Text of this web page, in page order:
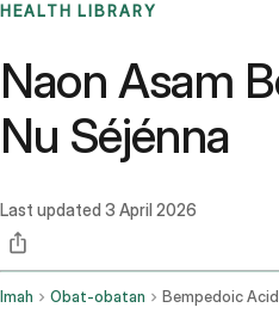
HEALTH LIBRARY
Naon Asam
Nu Séjénna
Last updated 3 April 2026
Imah Obat-obatan Bempedoic